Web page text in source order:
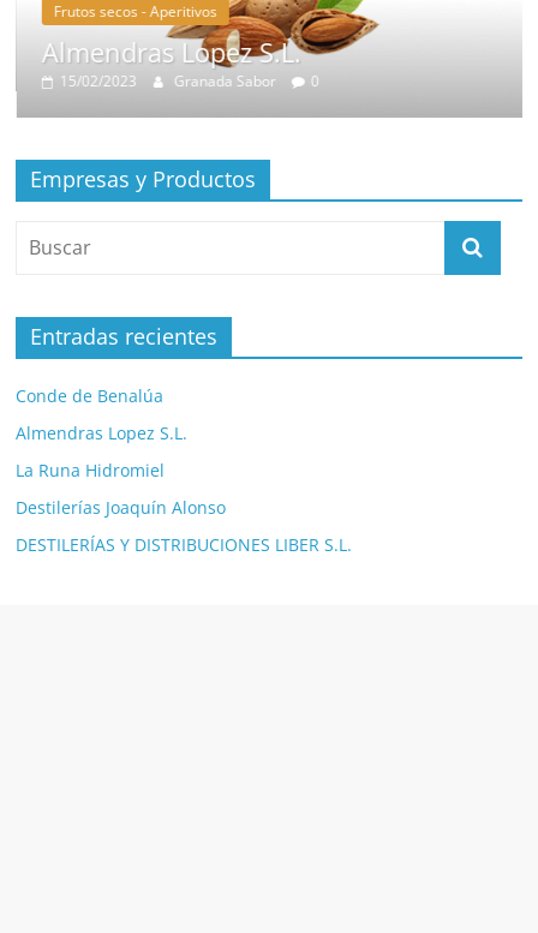
Frutos secos - Aperitivos
Almendras Lopez S.L.
15/02/2023 Granada Sabor 0
Empresas y Productos
Entradas recientes
Conde de Benalúa
Almendras Lopez S.L.
La Runa Hidromiel
Destilerías Joaquín Alonso
DESTILERÍAS Y DISTRIBUCIONES LIBER S.L.